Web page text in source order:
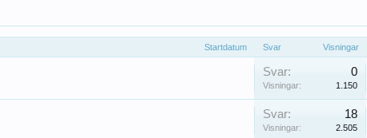
Startdatum Svar Visningar
Svar: 0
Visningar: 1.150
Svar: 18
Visningar: 2.505